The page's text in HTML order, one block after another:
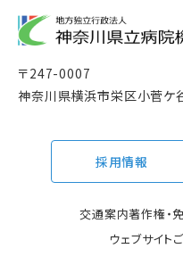
〒247-0007
神奈川県横浜市栄区小菅ケ
採用情報
交通案内著作権・
ウェブサイト